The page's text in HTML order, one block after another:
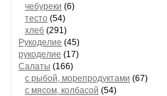
чебуреки (6)
тесто (54)
хлеб (291)
Рукоделие (45)
рукоделие (17)
Салаты (166)
с рыбой, морепродуктами (67)
с мясом, колбасой (54)